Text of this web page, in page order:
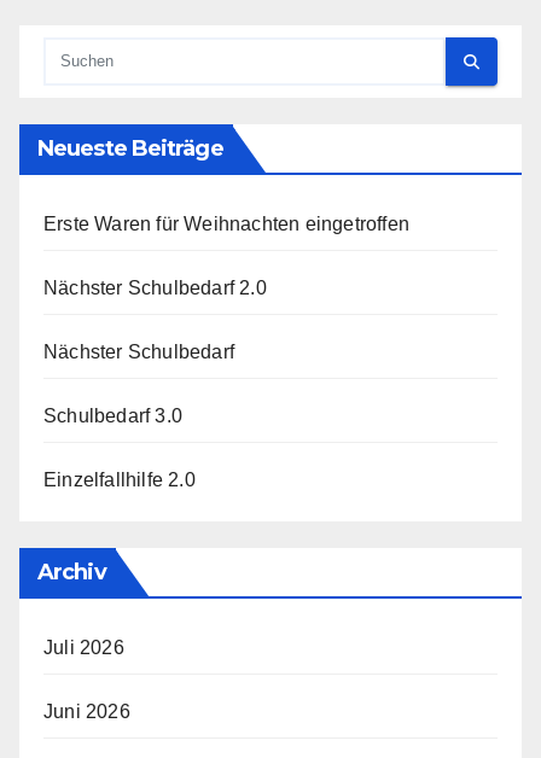
Neueste Beiträge
Erste Waren für Weihnachten eingetroffen
Nächster Schulbedarf 2.0
Nächster Schulbedarf
Schulbedarf 3.0
Einzelfallhilfe 2.0
Archiv
Juli 2026
Juni 2026